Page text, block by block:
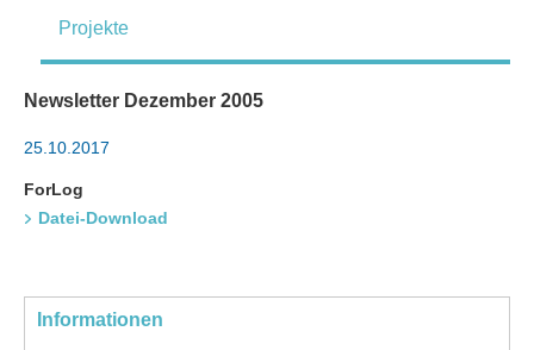
Projekte
Newsletter Dezember 2005
25.10.2017
ForLog
Datei-Download
Informationen